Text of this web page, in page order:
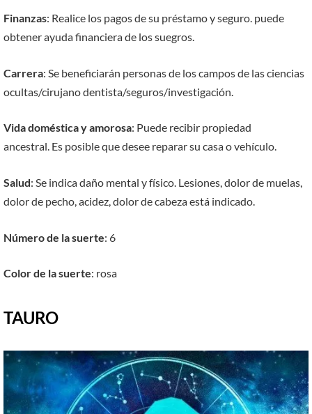
Finanzas: Realice los pagos de su préstamo y seguro. puede
obtener ayuda financiera de los suegros.
Carrera: Se beneficiarán personas de los campos de las ciencias
ocultas/cirujano dentista/seguros/investigación.
Vida doméstica y amorosa: Puede recibir propiedad
ancestral. Es posible que desee reparar su casa o vehículo.
Salud: Se indica daño mental y físico. Lesiones, dolor de muelas,
dolor de pecho, acidez, dolor de cabeza está indicado.
Número de la suerte: 6
Color de la suerte: rosa
TAURO